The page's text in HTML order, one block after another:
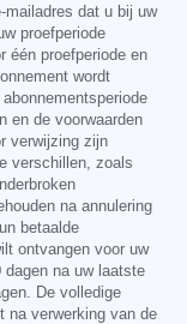
mailadres dat u bij uw
proefperiode
één proefperiode en
wordt
en de voorwaarden
verwijzing zijn
verschillen, zoals
na annulering
betaalde
ontvangen voor uw
dagen na uw laatste
De volledige
na verwerking van de